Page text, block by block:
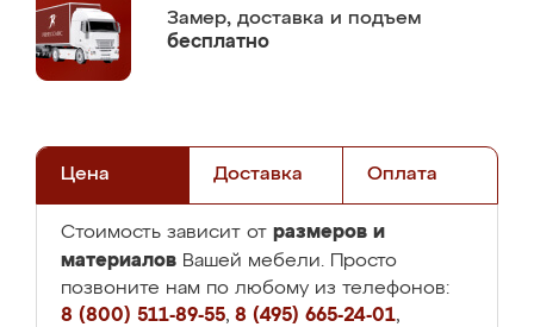
Замер, доставка и подъем
бесплатно
Цена Доставка Оплата
Стоимость зависит от размеров и
материалов Вашей мебели. Просто
позвоните нам по любому из телефонов:
8 (800) 511-89-55, 8 (495) 665-24-01,